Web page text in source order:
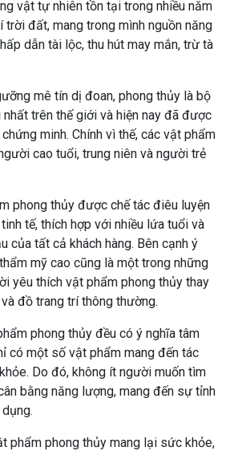
vật tự nhiên tồn tại trong nhiều năm
trời đất, mang trong mình nguồn năng
dẫn tài lộc, thu hút may mắn, trừ tà
mê tín dị đoan, phong thủy là bộ
trên thế giới và hiện nay đã được
minh. Chính vì thế, các vật phẩm
cao tuổi, trung niên và người trẻ
phong thủy được chế tác điêu luyện
tế, thích hợp với nhiều lứa tuổi và
của tất cả khách hàng. Bên cạnh ý
mỹ cao cũng là một trong những
yêu thích vật phẩm phong thủy thay
đồ trang trí thông thường.
phong thủy đều có ý nghĩa tâm
có một số vật phẩm mang đến tác
Do đó, không ít người muốn tìm
bằng năng lượng, mang đến sự tỉnh
phẩm phong thủy mang lại sức khỏe,